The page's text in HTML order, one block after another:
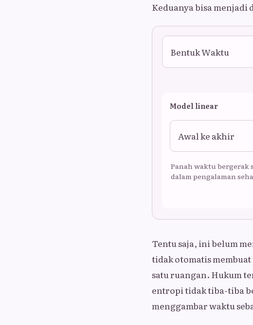
Keduanya bisa menjadi
Bentuk Waktu
Model linear
Awal ke akhir
Panah waktu bergerak
dalam pengalaman
Tentu saja, ini belum
tidak otomatis
satu ruangan. Hukum
entropi tidak tiba-tiba
menggambar waktu